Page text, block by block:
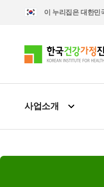
이 누리집은 대한민
사업소개